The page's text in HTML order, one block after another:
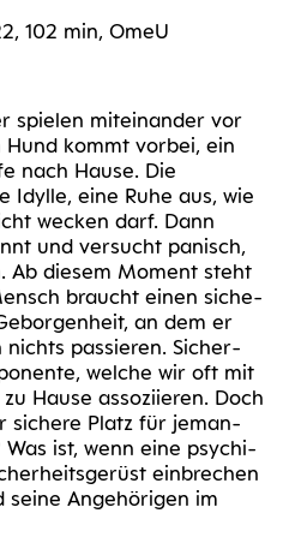
102 min, OmeU
spie­len mit­ein­an­der vor
Hund kommt vor­bei, ein
nach Hau­se. Die
Idyl­le, eine Ruhe aus, wie
wecken darf. Dann
und ver­sucht panisch,
Ab die­sem Moment steht
braucht einen siche­
an dem er
nichts pas­sie­ren. Sicher­
wel­che wir oft mit
Hau­se asso­zi­ie­ren. Doch
siche­re Platz für jeman­
ist, wenn eine psy­chi­
ein­bre­chen
sei­ne Ange­hö­ri­gen im